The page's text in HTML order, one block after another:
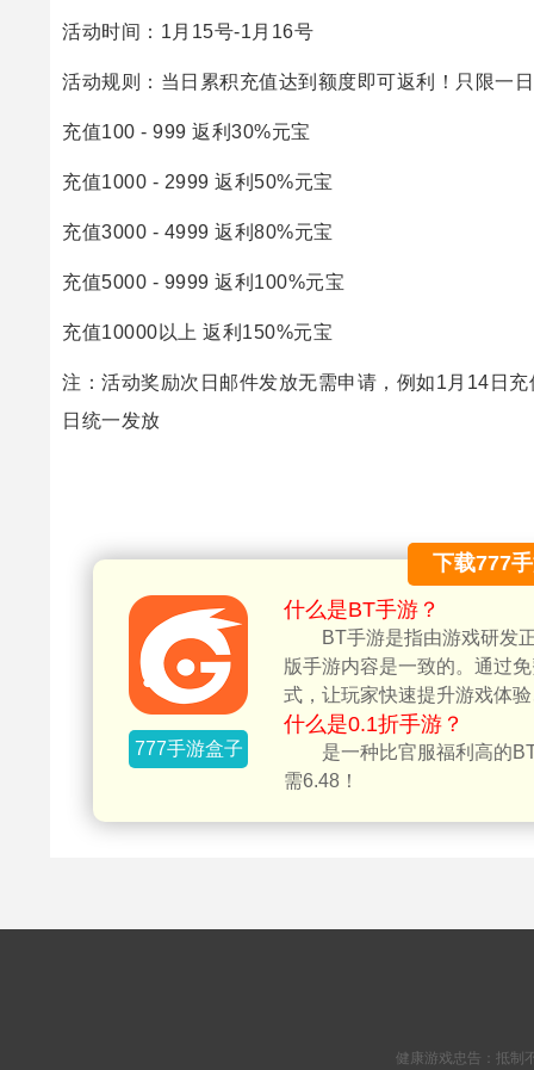
活动时间：1月15号-1月16号
活动规则：当日累积充值达到额度即可返利！只限一日
充值100 - 999 返利30%元宝
充值1000 - 2999 返利50%元宝
充值3000 - 4999 返利80%元宝
充值5000 - 9999 返利100%元宝
充值10000以上 返利150%元宝
注：活动奖励次日邮件发放无需申请，例如1月14日
日统一发放
下载777
777手游盒子
什么是BT手游？
BT手游是指由游戏研发
版手游内容是一致的。通过
式，让玩家快速提升游戏体验
什么是0.1折手游？
是一种比官服福利高的
需6.48！
健康游戏忠告：抵制